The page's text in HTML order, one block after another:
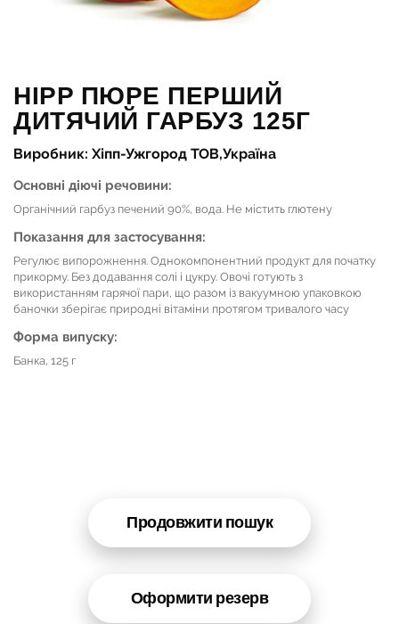
HIPP ПЮРЕ ПЕРШИЙ
ДИТЯЧИЙ ГАРБУЗ 125Г
Виробник: Хіпп-Ужгород ТОВ,Україна
Основні діючі речовини:
Органічний гарбуз печений 90%, вода. Не містить глютену
Показання для застосування:
Регулює випорожнення. Однокомпонентний продукт для початку
прикорму. Без додавання солі і цукру. Овочі готують з
використанням гарячої пари, що разом із вакуумною упаковкою
баночки зберігає природні вітаміни протягом тривалого часу
Форма випуску:
Банка, 125 г
Продовжити пошук
Оформити резерв